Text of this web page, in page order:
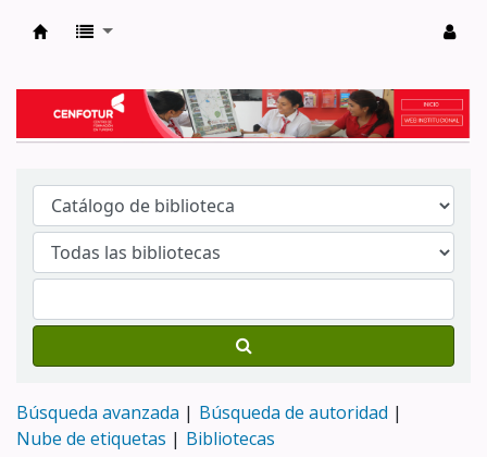
Búsqueda avanzada
Búsqueda de autoridad
Nube de etiquetas
Bibliotecas